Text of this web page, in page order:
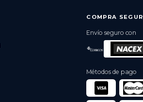
COMPRA
Envío seguro con
Métodos de pago